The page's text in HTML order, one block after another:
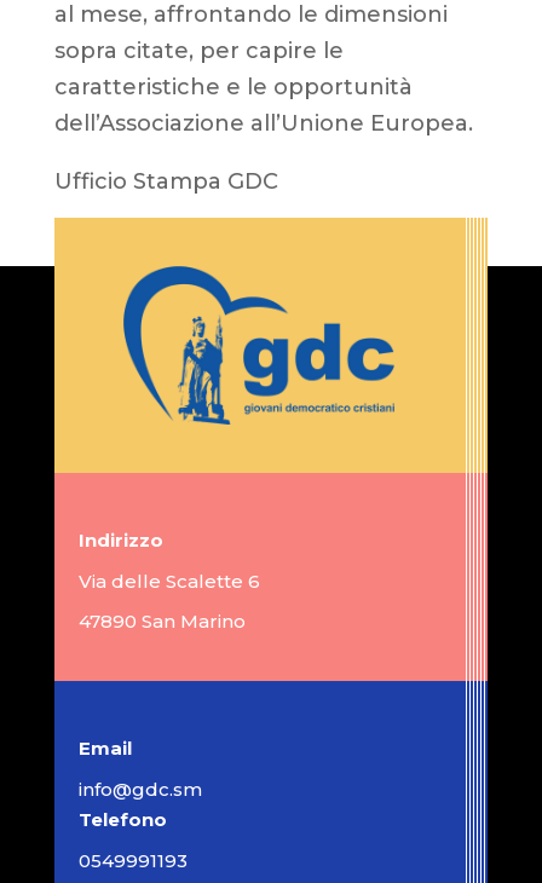
al mese, affrontando le dimensioni
sopra citate, per capire le
caratteristiche e le opportunità
dell’Associazione all’Unione Europea.
Ufficio Stampa GDC
Indirizzo
Via delle Scalette 6
47890 San Marino
Email
info@gdc.sm
Telefono
0549991193